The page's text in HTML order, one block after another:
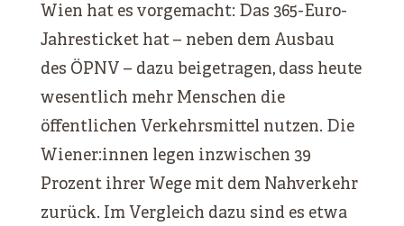
Wien hat es vorgemacht: Das 365-Euro-
Jahresticket hat – neben dem Ausbau
des ÖPNV – dazu beigetragen, dass heute
wesentlich mehr Menschen die
öffentlichen Verkehrsmittel nutzen. Die
Wiener:innen legen inzwischen 39
Prozent ihrer Wege mit dem Nahverkehr
zurück. Im Vergleich dazu sind es etwa